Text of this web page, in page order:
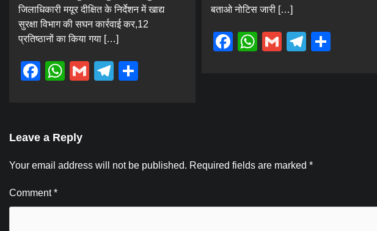
जिलाधिकारी मयूर दीक्षित के निर्देशन में खाद्य
सुरक्षा विभाग की सघन कार्रवाई कर,12
प्रतिष्ठानों का किया गया […]
Facebook
WhatsApp
GmailTelegram
बताओ नोटिस जारी […]
Facebook
WhatsApp
GmailTelegram
Leave a Reply
Your email address will not be published. Required fields are marked *
Comment*
Blog